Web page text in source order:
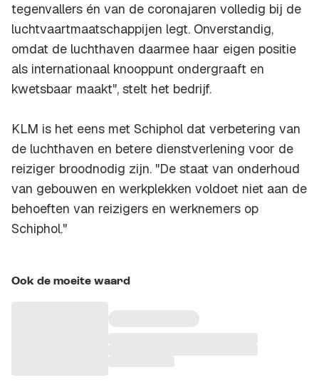
tegenvallers én van de coronajaren volledig bij de
luchtvaartmaatschappijen legt. Onverstandig,
omdat de luchthaven daarmee haar eigen positie
als internationaal knooppunt ondergraaft en
kwetsbaar maakt", stelt het bedrijf.
KLM is het eens met Schiphol dat verbetering van
de luchthaven en betere dienstverlening voor de
reiziger broodnodig zijn. "De staat van onderhoud
van gebouwen en werkplekken voldoet niet aan de
behoeften van reizigers en werknemers op
Schiphol."
Ook de moeite waard